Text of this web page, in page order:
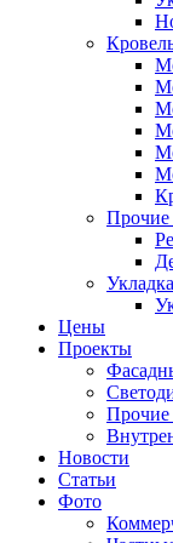
Прочие
Цены
Проекты
Прочие
Новости
Статьи
Фото